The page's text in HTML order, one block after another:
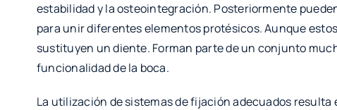
estabilidad y la osteointegración. Posteriormente
para unir diferentes elementos protésicos. Aunque
sustituyen un diente. Forman parte de un conjunto
funcionalidad de la boca.
La utilización de sistemas de fijación adecuados